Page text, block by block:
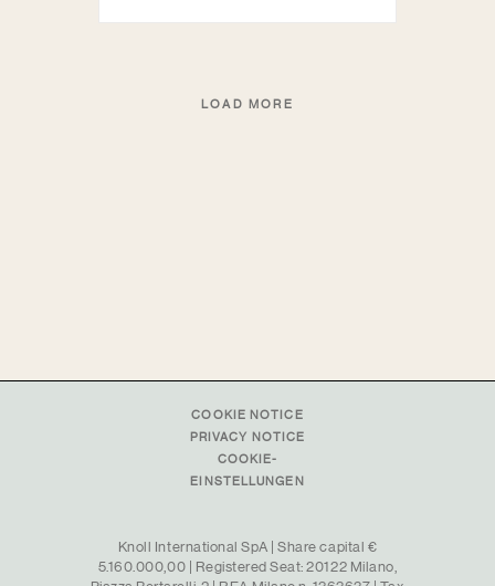
LOAD MORE
COOKIE NOTICE
PRIVACY NOTICE
COOKIE-
EINSTELLUNGEN
Knoll International SpA | Share capital €
5.160.000,00 | Registered Seat: 20122 Milano,